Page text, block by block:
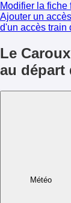
Modifier la fiche
Ajouter un
d'un accès train
Le
au départ
Météo